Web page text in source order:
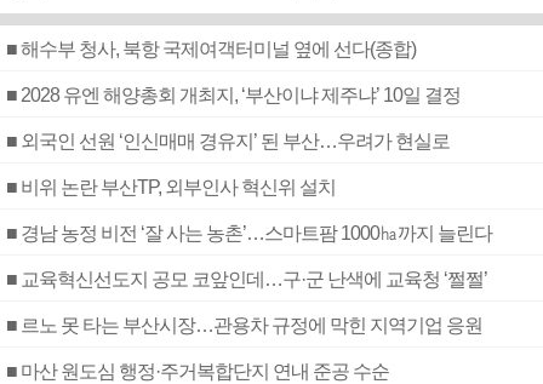
■ 해수부 청사, 북항 국제여객터미널 옆에 선다(종합)
■ 2028 유엔 해양총회 개최지, ‘부산이냐 제주냐’ 10일 결정
■ 외국인 선원 ‘인신매매 경유지’ 된 부산…우려가 현실로
■ 비위 논란 부산TP, 외부인사 혁신위 설치
■ 경남 농정 비전 ‘잘 사는 농촌’…스마트팜 1000㏊까지 늘린다
■ 교육혁신선도지 공모 코앞인데…구·군 난색에 교육청 ‘쩔쩔’
■ 르노 못 타는 부산시장…관용차 규정에 막힌 지역기업 응원
■ 마산 원도심 행정·주거복합단지 연내 준공 수순